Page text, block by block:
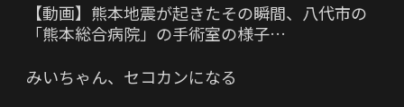
【動画】熊本地震が起きたその瞬間、八代市の
「熊本総合病院」の手術室の様子…
みいちゃん、セコカンになる